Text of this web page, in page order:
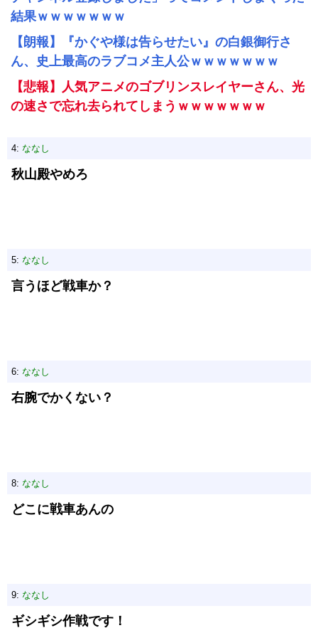
結果ｗｗｗｗｗｗｗ
【朗報】『かぐや様は告らせたい』の白銀御行さ
ん、史上最高のラブコメ主人公ｗｗｗｗｗｗｗ
【悲報】人気アニメのゴブリンスレイヤーさん、光
の速さで忘れ去られてしまうｗｗｗｗｗｗｗ
4: ななし
秋山殿やめろ
5: ななし
言うほど戦車か？
6: ななし
右腕でかくない？
8: ななし
どこに戦車あんの
9: ななし
ギシギシ作戦です！